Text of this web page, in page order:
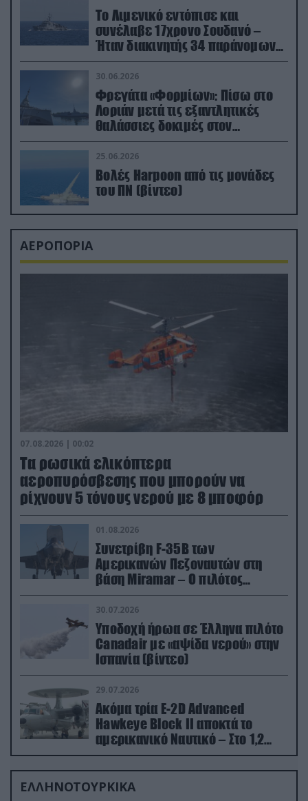
Το Λιμενικό εντόπισε και
συνέλαβε 17χρονο Σουδανό –
Ήταν διακινητής 34 παράνομων
μεταναστών
30.06.2026
Φρεγάτα «Φορμίων»: Πίσω στο
Λοριάν μετά τις εξαντλητικές
θαλάσσιες δοκιμές στον
απαιτητικό Βισκαϊκό
25.06.2026
Βολές Harpoon από τις μονάδες
του ΠΝ (βίντεο)
ΑΕΡΟΠΟΡΙΑ
07.08.2026 | 00:02
Τα ρωσικά ελικόπτερα
αεροπυρόσβεσης που μπορούν να
ρίχνουν 5 τόνους νερού με 8 μποφόρ
01.08.2026
Συνετρίβη F-35B των
Αμερικανών Πεζοναυτών στη
βάση Miramar – Ο πιλότος
εκτινάχθηκε εγκαίρως
30.07.2026
Υποδοχή ήρωα σε Έλληνα πιλότο
Canadair με «αψίδα νερού» στην
Ισπανία (βίντεο)
29.07.2026
Ακόμα τρία E-2D Advanced
Hawkeye Block II αποκτά το
αμερικανικό Ναυτικό – Στο 1,2
δισ.δολάρια το κόστος
ΕΛΛΗΝΟΤΟΥΡΚΙΚΑ